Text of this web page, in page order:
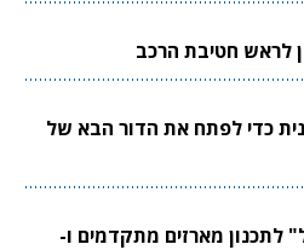
לראש חטיבת הרכב
כדי לפתח את הדור הבא של
לתכנון מארזים מתקדמים ו-